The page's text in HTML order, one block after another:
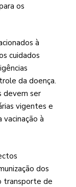
os
à
cuidados
da doença.
devem ser
vigentes e
à
dos
transporte de